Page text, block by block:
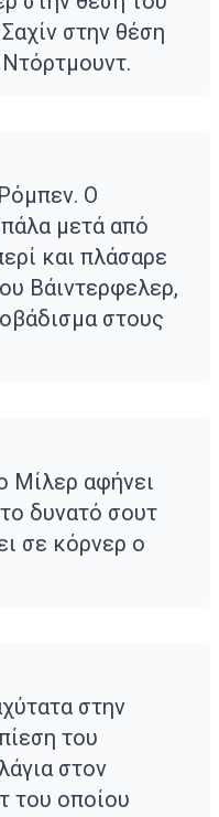
στην θέση
Ο
μετά από
και πλάσαρε
Βάιντερφελερ,
στους
Μίλερ αφήνει
δυνατό σουτ
σε κόρνερ ο
στην
του
στον
του οποίου